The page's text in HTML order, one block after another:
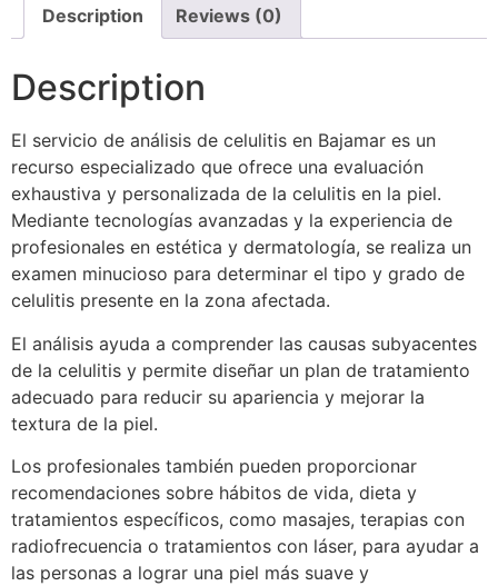
Description Reviews (0)
Description
El servicio de análisis de celulitis en Bajamar es un
recurso especializado que ofrece una evaluación
exhaustiva y personalizada de la celulitis en la piel.
Mediante tecnologías avanzadas y la experiencia de
profesionales en estética y dermatología, se realiza un
examen minucioso para determinar el tipo y grado de
celulitis presente en la zona afectada.
El análisis ayuda a comprender las causas subyacentes
de la celulitis y permite diseñar un plan de tratamiento
adecuado para reducir su apariencia y mejorar la
textura de la piel.
Los profesionales también pueden proporcionar
recomendaciones sobre hábitos de vida, dieta y
tratamientos específicos, como masajes, terapias con
radiofrecuencia o tratamientos con láser, para ayudar a
las personas a lograr una piel más suave y